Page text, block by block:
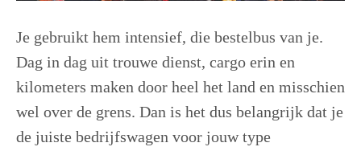
Je gebruikt hem intensief, die bestelbus van je.
Dag in dag uit trouwe dienst, cargo erin en
kilometers maken door heel het land en misschien
wel over de grens. Dan is het dus belangrijk dat je
de juiste bedrijfswagen voor jouw type